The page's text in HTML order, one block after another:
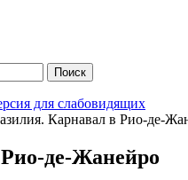
Поиск
для слабовидящих
Карнавал в Рио-де-
де-Жанейро